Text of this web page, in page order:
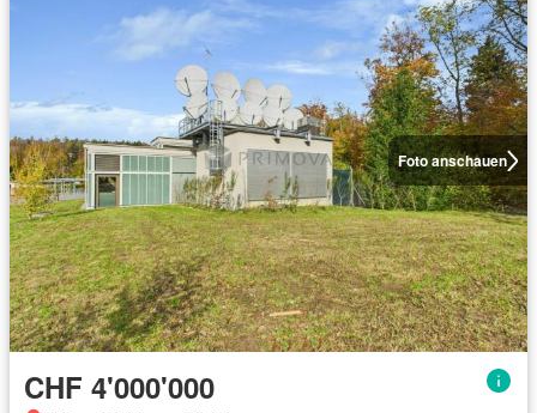
Foto anschauen
CHF 4'000'000